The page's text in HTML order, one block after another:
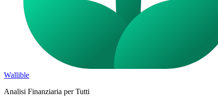
Wallible
Analisi Finanziaria per Tutti